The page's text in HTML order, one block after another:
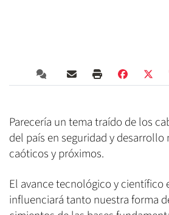
Parecería un tema traído de los
del país en seguridad y desarrollo
caóticos y próximos.
El avance tecnológico y científico
influenciará tanto nuestra forma